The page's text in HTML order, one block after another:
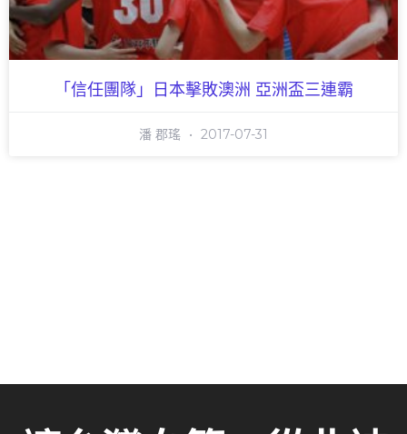
「信任團隊」日本擊敗澳洲 亞洲盃三連霸
潘 郡瑤 2017-07-31